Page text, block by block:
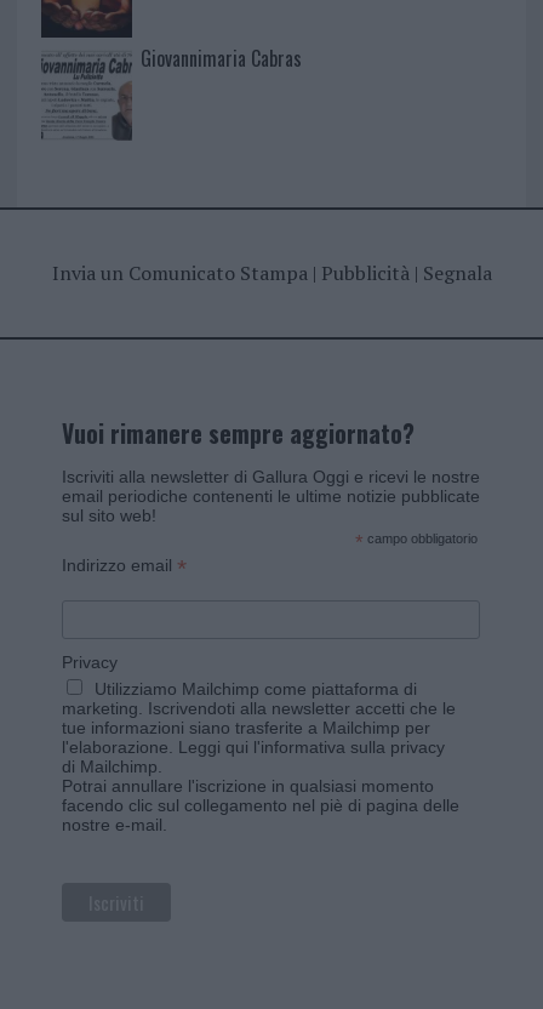
Giovannimaria Cabras
Invia un Comunicato Stampa| Pubblicità| Segnala
Vuoi rimanere sempre aggiornato?
Iscriviti alla newsletter di Gallura Oggi e ricevi le nostre
email periodiche contenenti le ultime notizie pubblicate
sul sito web!
* campo obbligatorio
Indirizzo email *
Privacy
Utilizziamo Mailchimp come piattaforma di
marketing. Iscrivendoti alla newsletter accetti che le
tue informazioni siano trasferite a Mailchimp per
l'elaborazione. Leggi qui l'informativa sulla privacy
di Mailchimp
Potrai annullare l'iscrizione in qualsiasi momento
facendo clic sul collegamento nel piè di pagina delle
nostre e-mail.